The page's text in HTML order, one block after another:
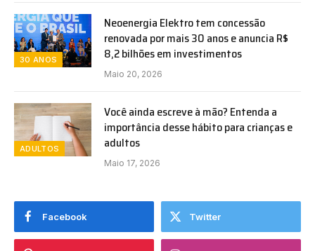
30 ANOS
Neoenergia Elektro tem concessão
renovada por mais 30 anos e anuncia R$
8,2 bilhões em investimentos
Maio 20, 2026
ADULTOS
Você ainda escreve à mão? Entenda a
importância desse hábito para crianças e
adultos
Maio 17, 2026
Facebook Twitter